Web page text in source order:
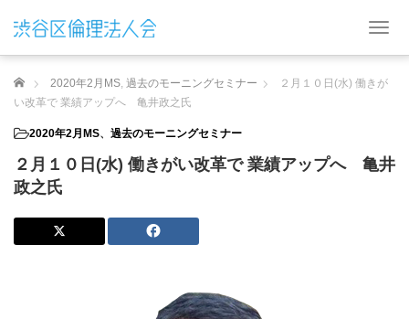
T
g
a
v
ホーム 2020年2月MS, 過去のモーニングセミナー
２月１０日(水) 働きが
い改革で 業績アップへ 亀井政之氏
2020年2月MS、 過去のモーニングセミナー
２月１０日(水) 働きがい改革で 業績アップへ 亀井
政之氏